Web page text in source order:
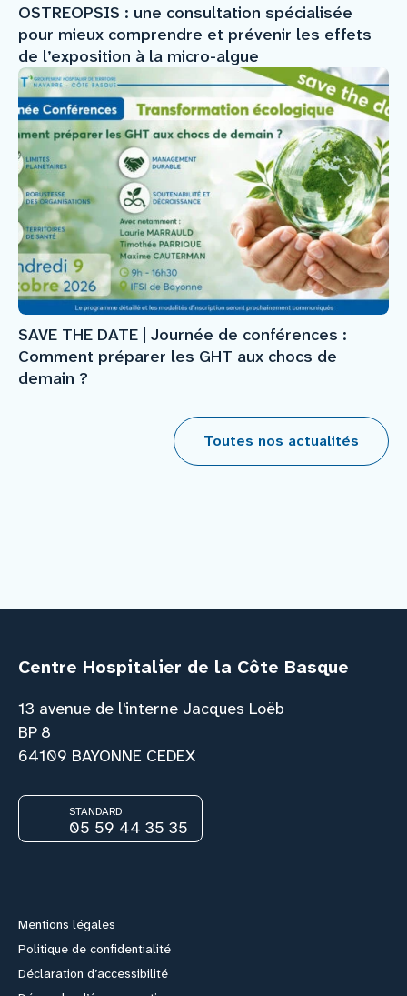
OSTREOPSIS : une consultation spécialisée
pour mieux comprendre et prévenir les effets
de l’exposition à la micro-algue
SAVE THE DATE | Journée de conférences :
Comment préparer les GHT aux chocs de
demain ?
Toutes nos actualités
Centre Hospitalier de la Côte Basque
13 avenue de l'interne Jacques Loëb
BP 8
64109 BAYONNE CEDEX
STANDARD
05 59 44 35 35
Mentions légales
Politique de confidentialité
Déclaration d’accessibilité